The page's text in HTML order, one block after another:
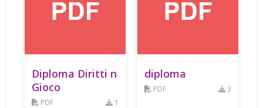
Diploma Diritti n
Gioco
PDF 1
diploma
PDF 3